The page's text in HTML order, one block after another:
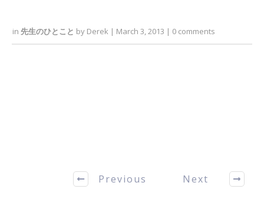
in 先生のひとこと by Derek | March 3, 2013 | 0 comments
Previous Next